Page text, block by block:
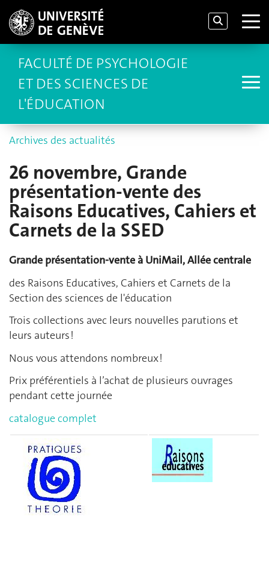
FACULTÉ DE PSYCHOLOGIE
ET DES SCIENCES DE
L'ÉDUCATION
Archives des actualités
26 novembre, Grande
présentation-vente des
Raisons Educatives, Cahiers et
Carnets de la SSED
Grande présentation-vente à UniMail, Allée centrale
des Raisons Educatives, Cahiers et Carnets de la
Section des sciences de l'éducation
Trois collections avec leurs nouvelles parutions et
leurs auteurs !
Nous vous attendons nombreux !
Prix préférentiels à l’achat de plusieurs ouvrages
pendant cette journée
catalogue complet